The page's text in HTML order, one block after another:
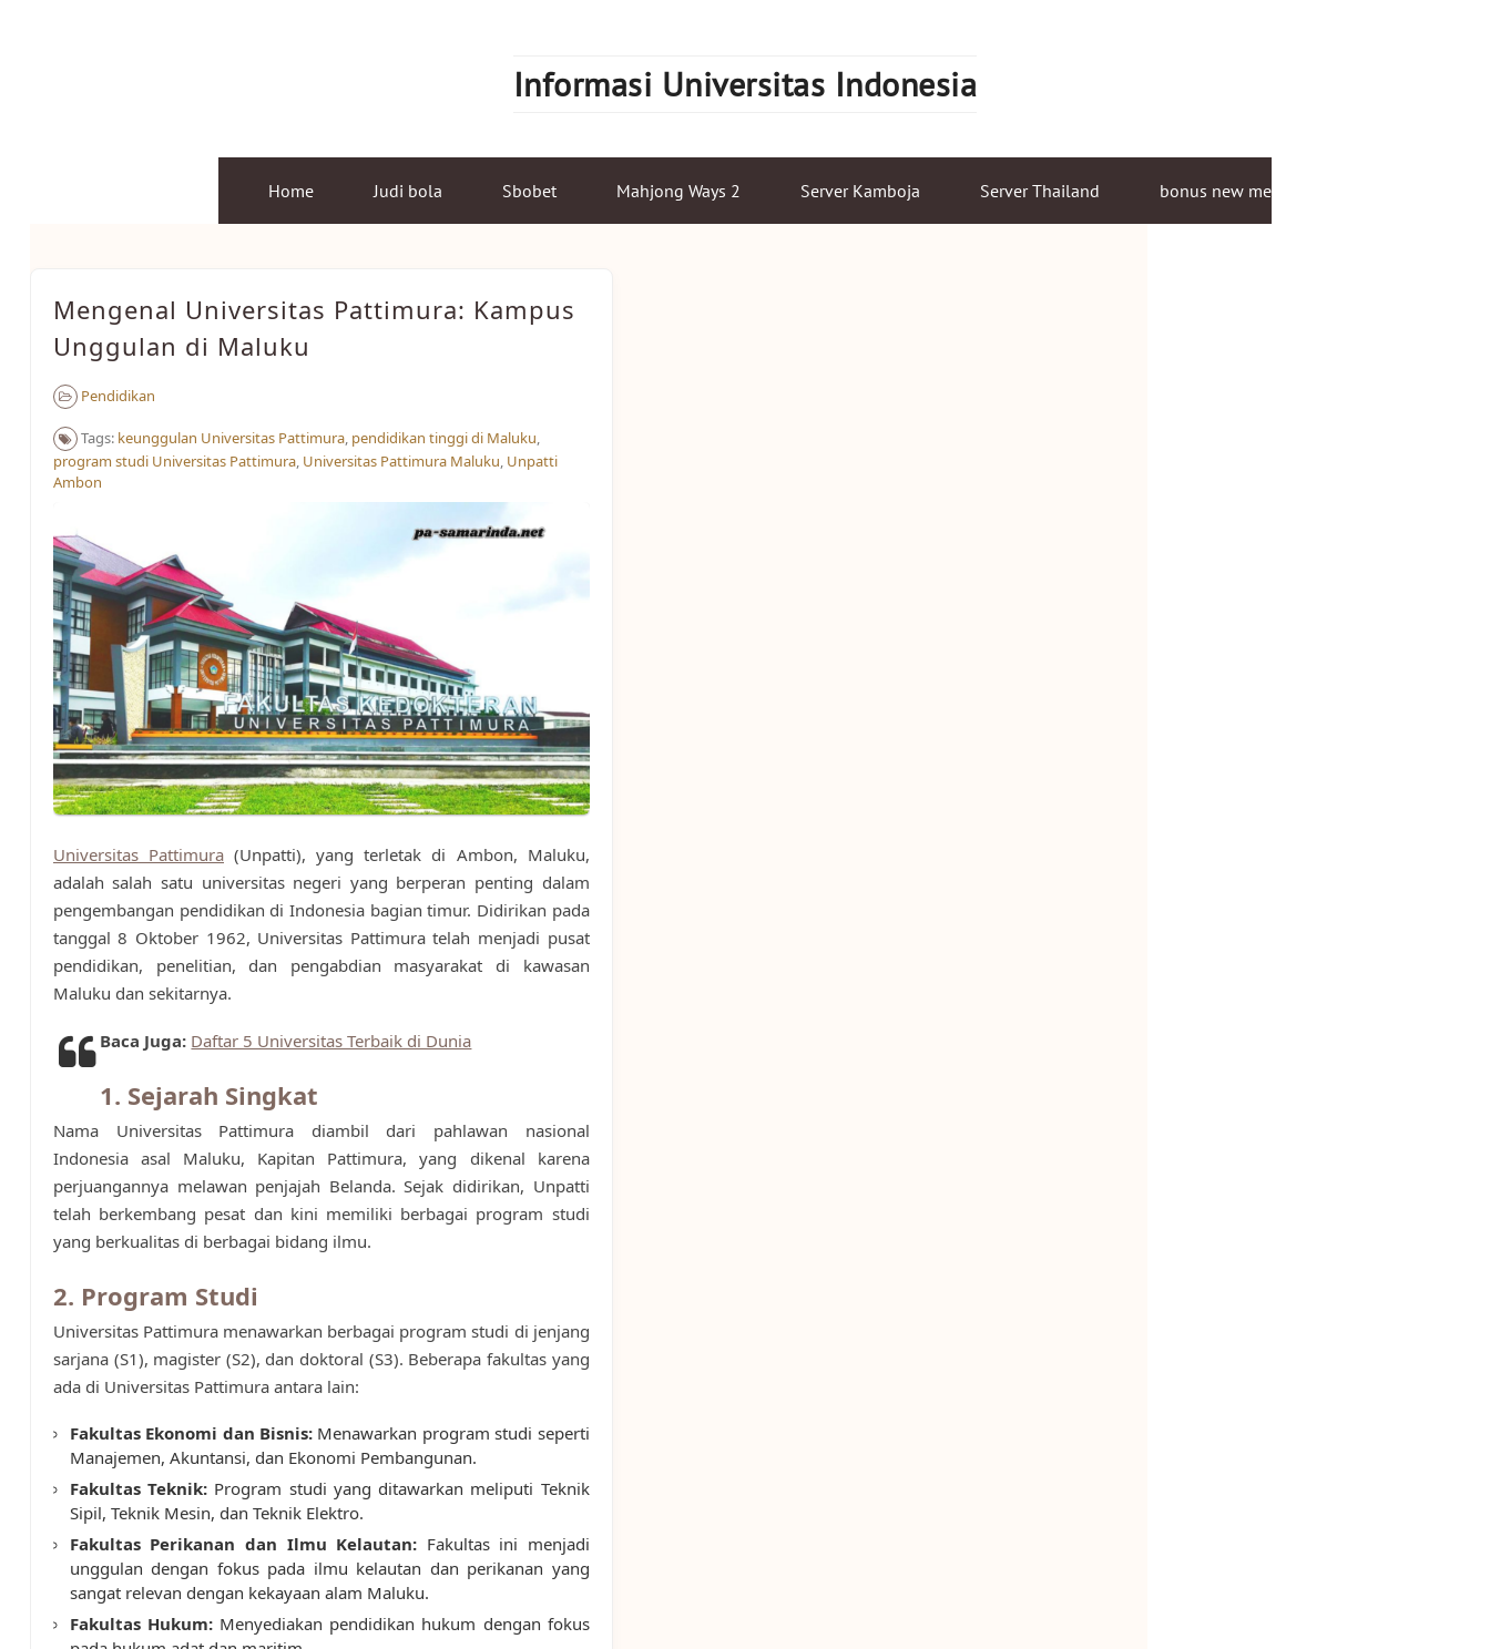
Informasi Universitas Indonesia
Home Judi bola Sbobet Mahjong Ways 2 Server Kamboja Server Thailand bonus new member
Mengenal Universitas Pattimura: Kampus
Unggulan di Maluku
Pendidikan
Tags: keunggulan Universitas Pattimura, pendidikan tinggi di Maluku,
program studi Universitas Pattimura, Universitas Pattimura Maluku, Unpatti
Ambon
Universitas Pattimura (Unpatti), yang terletak di Ambon, Maluku,
adalah salah satu universitas negeri yang berperan penting dalam
pengembangan pendidikan di Indonesia bagian timur. Didirikan pada
tanggal 8 Oktober 1962, Universitas Pattimura telah menjadi pusat
pendidikan, penelitian, dan pengabdian masyarakat di kawasan
Maluku dan sekitarnya.
Baca Juga: Daftar 5 Universitas Terbaik di Dunia
1. Sejarah Singkat
Nama Universitas Pattimura diambil dari pahlawan nasional
Indonesia asal Maluku, Kapitan Pattimura, yang dikenal karena
perjuangannya melawan penjajah Belanda. Sejak didirikan, Unpatti
telah berkembang pesat dan kini memiliki berbagai program studi
yang berkualitas di berbagai bidang ilmu.
2. Program Studi
Universitas Pattimura menawarkan berbagai program studi di jenjang
sarjana (S1), magister (S2), dan doktoral (S3). Beberapa fakultas yang
ada di Universitas Pattimura antara lain:
Fakultas Ekonomi dan Bisnis: Menawarkan program studi seperti
Manajemen, Akuntansi, dan Ekonomi Pembangunan.
Fakultas Teknik: Program studi yang ditawarkan meliputi Teknik
Sipil, Teknik Mesin, dan Teknik Elektro.
Fakultas Perikanan dan Ilmu Kelautan: Fakultas ini menjadi
unggulan dengan fokus pada ilmu kelautan dan perikanan yang
sangat relevan dengan kekayaan alam Maluku.
Fakultas Hukum: Menyediakan pendidikan hukum dengan fokus